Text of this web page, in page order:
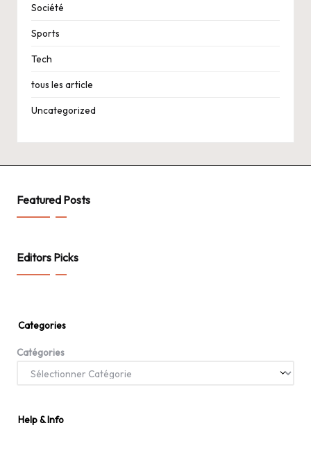
Société
Sports
Tech
tous les article
Uncategorized
Featured Posts
Editors Picks
Categories
Catégories
Help & Info